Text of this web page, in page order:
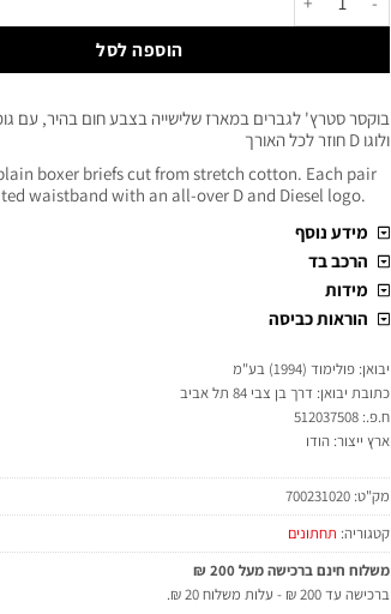
הוספה לסל
בוקסר סטרץ' לגברים במארז שלישייה בצבע חום בהיר, עם
ולוגו D חוזר לכל האורך
boxer briefs cut from stretch cotton. Each pair
waistband with an all-over D and Diesel logo.
מידע נוסף
הרכב בד
מידות
הוראות כביסה
יבואן: פולימוד (1994) בע"מ
כתובת יבואן: דרך בן צבי 84 תל אביב
ח.פ.: 512037508
ארץ ייצור: הודו
מק"ט: 700231020
קטגוריה: תחתונים
משלוח חינם ברכישה מעל 200 ₪
ברכישה עד 200 ₪ - עלות משלוח 20 ₪.